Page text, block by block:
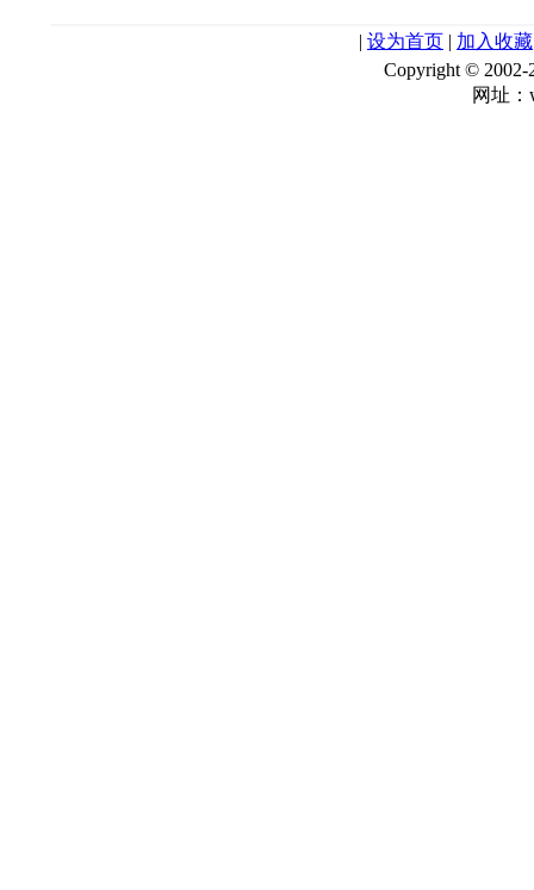
| 设为首页 | 加入收藏
Copyright ©
网址：